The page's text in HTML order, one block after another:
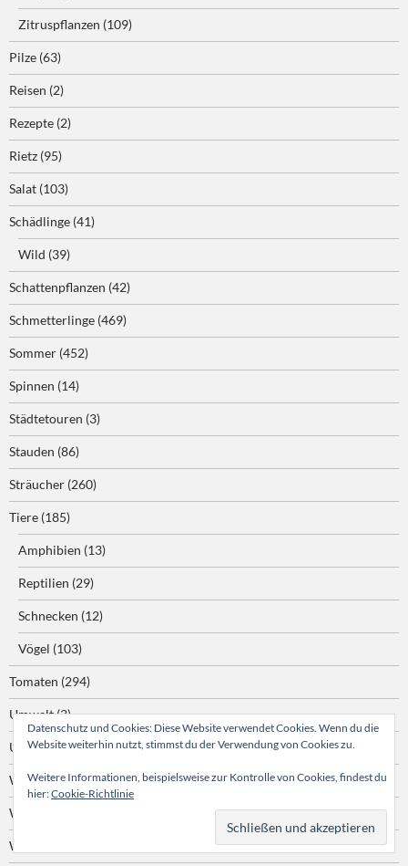
Zitruspflanzen (109)
Pilze (63)
Reisen (2)
Rezepte (2)
Rietz (95)
Salat (103)
Schädlinge (41)
Wild (39)
Schattenpflanzen (42)
Schmetterlinge (469)
Sommer (452)
Spinnen (14)
Städtetouren (3)
Stauden (86)
Sträucher (260)
Tiere (185)
Amphibien (13)
Reptilien (29)
Schnecken (12)
Vögel (103)
Tomaten (294)
Umwelt(3)
Unwetter(25)
Waldbrand(1)
Wasserpflanzen
Wildpflanzen
Datenschutz und Cookies: Diese Website verwendet Cookies. Wenn du die
Website weiterhin nutzt, stimmst du der Verwendung von Cookies zu.
Weitere Informationen, beispielsweise zur Kontrolle von Cookies, findest du
hier:Cookie-Richtlinie